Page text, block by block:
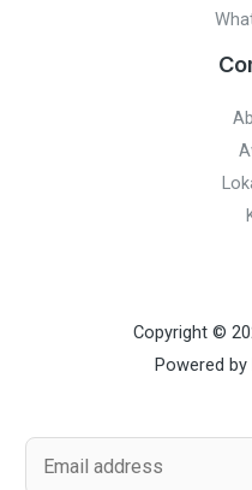
Copyright ©
Powered by